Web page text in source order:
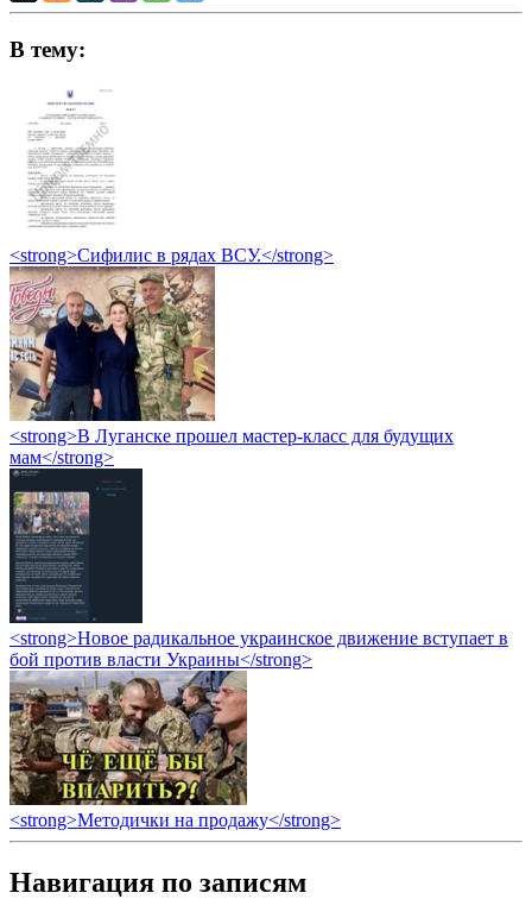
В тему:
<strong>Сифилис в рядах ВСУ.</strong>
<strong>В Луганске прошел мастер-класс для будущих
мам</strong>
<strong>Новое радикальное украинское движение вступает в
бой против власти Украины</strong>
<strong>Методички на продажу</strong>
Навигация по записям